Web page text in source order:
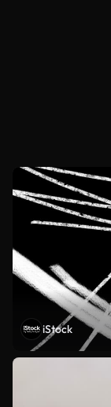
iStock